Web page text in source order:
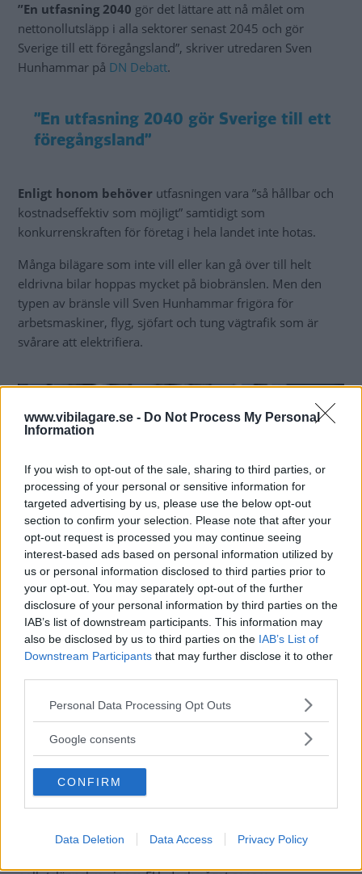
www.vibilagare.se - Do Not Process My Personal
Information
If you wish to opt-out of the sale, sharing to third parties, or
processing of your personal or sensitive information for
targeted advertising by us, please use the below opt-out
section to confirm your selection. Please note that after your
opt-out request is processed you may continue seeing
interest-based ads based on personal information utilized by
us or personal information disclosed to third parties prior to
your opt-out. You may separately opt-out of the further
disclosure of your personal information by third parties on the
IAB’s list of downstream participants. This information may
also be disclosed by us to third parties on the IAB’s List of
Downstream Participants that may further disclose it to other
Please note that this website/app uses one or more Google
not limited to your visit or usage behaviour. You may click to
use your data for below specified purposes in below Google
consent section.
Personal Data Processing Opt Outs
Google consents
CONFIRM
Data Deletion Data Access Privacy Policy
”En utfasning 2040 gör det lättare att nå målet om
nettonollutsläpp i alla sektorer senast 2045 och gör
Sverige till ett föregångsland”, skriver utredaren Sven
Hunhammar på DN Debatt.
”En utfasning 2040 gör Sverige till ett
föregångsland”
Enligt honom behöver utfasningen vara ”så hållbar och
kostnadseffektiv som möjligt” samtidigt som
konkurrenskraften för företag i hela landet inte hotas.
Många bilägare som inte vill eller kan gå över till helt
eldrivna bilar hoppas mycket på biobränslen. Men den
typen av bränsle vill Sven Hunhammar frigöra för
arbetsmaskiner, flyg, sjöfart och tung vägtrafik som är
svårare att elektrifiera.
Svårt med svenskt förbud
nollutsläppsbilar ska säljas nya i Sverige (och hela EU) till
2030, eller ”så snart som möjligt senast 2035”.
Det innebär i så fall att enbart batterielbilar och vätgasbilar
får säljas nya, och att samtliga nya bilar med
förbränningsmotorer fasas ut.
strida mot regelverket. Även för nya lastbilar (lätta och